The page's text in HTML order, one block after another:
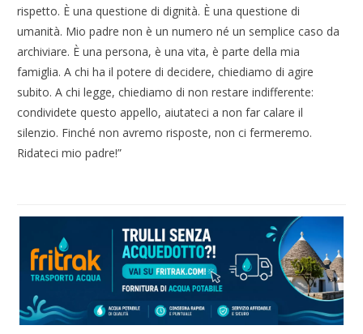
rispetto. È una questione di dignità. È una questione di
umanità. Mio padre non è un numero né un semplice caso da
archiviare. È una persona, è una vita, è parte della mia
famiglia. A chi ha il potere di decidere, chiediamo di agire
subito. A chi legge, chiediamo di non restare indifferente:
condividete questo appello, aiutateci a non far calare il
silenzio. Finché non avremo risposte, non ci fermeremo.
Ridateci mio padre!”